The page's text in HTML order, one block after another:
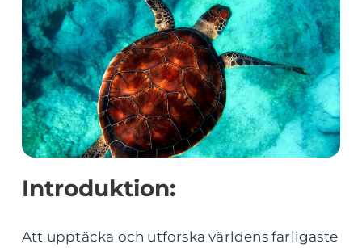
Introduktion:
Att upptäcka och utforska världens farligaste